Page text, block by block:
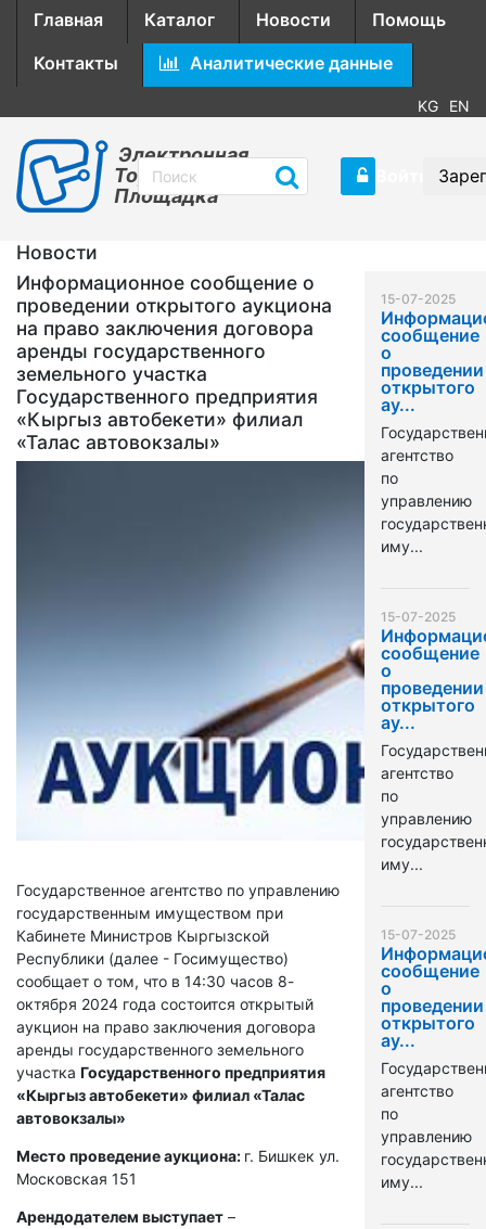
Главная Каталог Новости
Помощь
Контакты
Аналитические данные
KG EN
Электронная
Торговая
Площадка
Новости
Информационное сообщение о
проведении открытого аукциона
на право заключения договора
аренды государственного
земельного участка
Государственного предприятия
«Кыргыз автобекети» филиал
«Талас автовокзалы»
Государственное агентство по управлению
государственным имуществом при
Кабинете Министров Кыргызской
Республики (далее - Госимущество)
сообщает о том, что в 14:30 часов 8-
октября 2024 года состоится открытый
аукцион на право заключения договора
аренды государственного земельного
участка Государственного предприятия
«Кыргыз автобекети» филиал «Талас
автовокзалы»
Место проведение аукциона: г. Бишкек ул.
Московская 151
Арендодателем выступает –
15-07-2025
сообщение
о
проведении
открытого
ау...
агентство
по
управлению
иму...
15-07-2025
сообщение
о
проведении
открытого
ау...
агентство
по
управлению
иму...
15-07-2025
сообщение
о
проведении
открытого
ау...
агентство
по
управлению
иму...